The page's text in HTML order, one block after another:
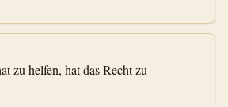
zu helfen, hat das Recht zu